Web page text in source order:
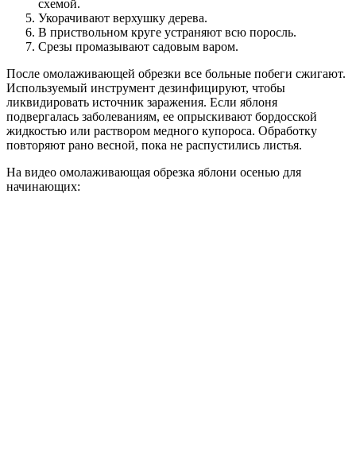
схемой.
Укорачивают верхушку дерева.
В приствольном круге устраняют всю поросль.
Срезы промазывают садовым варом.
После омолаживающей обрезки все больные побеги сжигают.
Используемый инструмент дезинфицируют, чтобы
ликвидировать источник заражения. Если яблоня
подвергалась заболеваниям, ее опрыскивают бордосской
жидкостью или раствором медного купороса. Обработку
повторяют рано весной, пока не распустились листья.
На видео омолаживающая обрезка яблони осенью для
начинающих: